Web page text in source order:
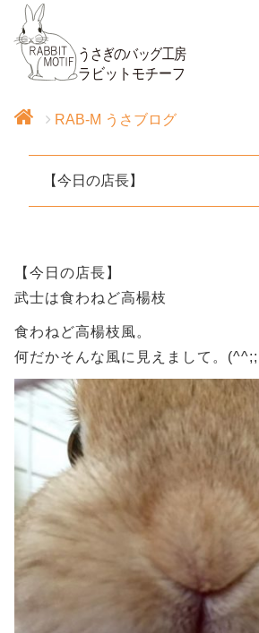
RAB-M うさブログ
【今日の店長】
【今日の店長】
武士は食わねど高楊枝
食わねど高楊枝風。
何だかそんな風に見えまして。(^^;;